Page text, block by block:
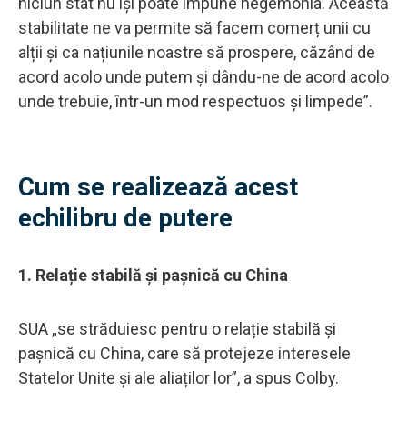
stabilitate ne va permite să facem comerț unii cu
alții și ca națiunile noastre să prospere, căzând de
acord acolo unde putem și dându-ne de acord acolo
unde trebuie, într-un mod respectuos și limpede”.
Cum se realizează acest
echilibru de putere
1. Relație stabilă și pașnică cu China
SUA „se străduiesc pentru o relație stabilă și
pașnică cu China, care să protejeze interesele
Statelor Unite și ale aliaților lor”, a spus Colby.